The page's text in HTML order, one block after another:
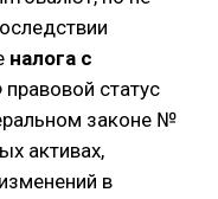
налога с
статус
законе №
активах,
в